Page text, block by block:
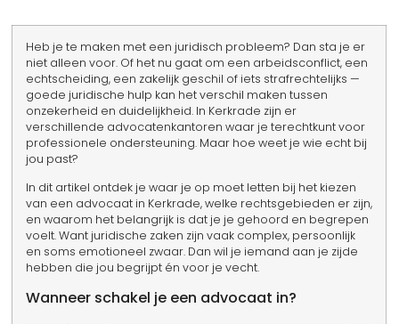
Heb je te maken met een juridisch probleem? Dan sta je er
niet alleen voor. Of het nu gaat om een arbeidsconflict, een
echtscheiding, een zakelijk geschil of iets strafrechtelijks —
goede juridische hulp kan het verschil maken tussen
onzekerheid en duidelijkheid. In Kerkrade zijn er
verschillende advocatenkantoren waar je terechtkunt voor
professionele ondersteuning. Maar hoe weet je wie echt bij
jou past?
In dit artikel ontdek je waar je op moet letten bij het kiezen
van een advocaat in Kerkrade, welke rechtsgebieden er zijn,
en waarom het belangrijk is dat je je gehoord en begrepen
voelt. Want juridische zaken zijn vaak complex, persoonlijk
en soms emotioneel zwaar. Dan wil je iemand aan je zijde
hebben die jou begrijpt én voor je vecht.
Wanneer schakel je een advocaat in?